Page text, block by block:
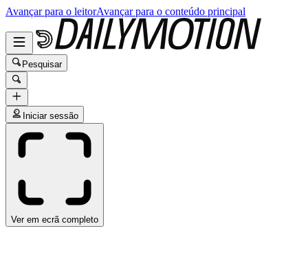
Avançar para o leitorAvançar para o conteúdo principal
Pesquisar
Iniciar sessão
Ver em ecrã completo